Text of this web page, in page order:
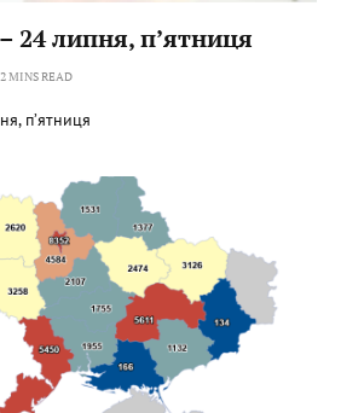
24 липня, пʼятниця
2 MINS READ
пʼятниця